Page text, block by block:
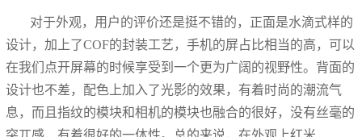
对于外观，用户的评价还是挺不错的，正面是水滴式样的
设计，加上了COF的封装工艺，手机的屏占比相当的高，可以
在我们点开屏幕的时候享受到一个更为广阔的视野性。背面的
设计也不差，配色上加入了光影的效果，有着时尚的潮流气
息，而且指纹的模块和相机的模块也融合的很好，没有丝毫的